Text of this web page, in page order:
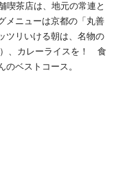
喫茶店は、地元の常連と
メニューは京都の「丸善
ツリいける朝は、名物の
、カレーライスを！ 食
ベストコース。